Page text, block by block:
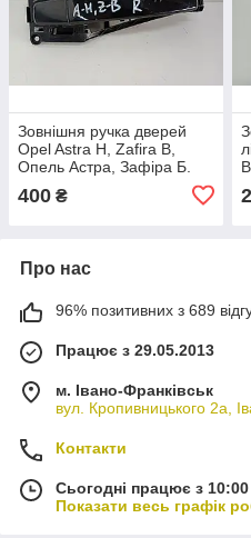
Зовнішня ручка дверей
Opel Astra H, Zafira B,
Опель Астра, Зафіра Б.
400 ₴
Про нас
96% позитивних з 689
Працює з 29.05.2013
м. Івано-Франківськ
вул. Кропивницького 2а,
Контакти
Сьогодні працює з
Показати весь графік